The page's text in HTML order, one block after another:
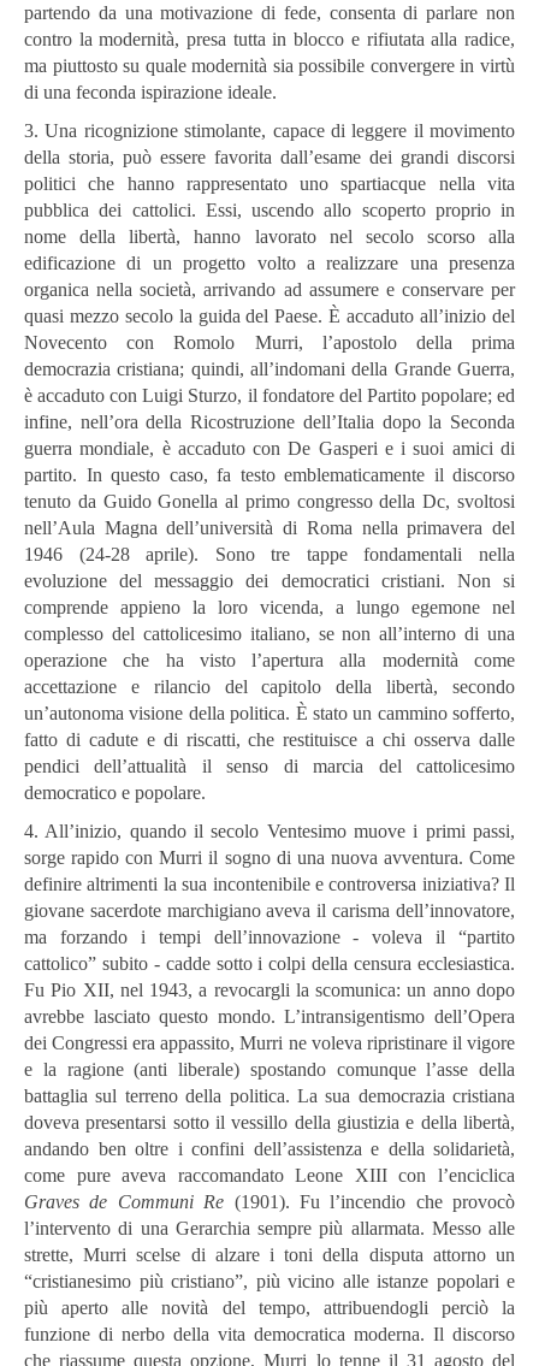
partendo da una motivazione di fede, consenta di parlare non
contro la modernità, presa tutta in blocco e rifiutata alla radice,
ma piuttosto su quale modernità sia possibile convergere in virtù
di una feconda ispirazione ideale.
3. Una ricognizione stimolante, capace di leggere il movimento
della storia, può essere favorita dall’esame dei grandi discorsi
politici che hanno rappresentato uno spartiacque nella vita
pubblica dei cattolici. Essi, uscendo allo scoperto proprio in
nome della libertà, hanno lavorato nel secolo scorso alla
edificazione di un progetto volto a realizzare una presenza
organica nella società, arrivando ad assumere e conservare per
quasi mezzo secolo la guida del Paese. È accaduto all’inizio del
Novecento con Romolo Murri, l’apostolo della prima
democrazia cristiana; quindi, all’indomani della Grande Guerra,
è accaduto con Luigi Sturzo, il fondatore del Partito popolare; ed
infine, nell’ora della Ricostruzione dell’Italia dopo la Seconda
guerra mondiale, è accaduto con De Gasperi e i suoi amici di
partito. In questo caso, fa testo emblematicamente il discorso
tenuto da Guido Gonella al primo congresso della Dc, svoltosi
nell’Aula Magna dell’università di Roma nella primavera del
1946 (24-28 aprile). Sono tre tappe fondamentali nella
evoluzione del messaggio dei democratici cristiani. Non si
comprende appieno la loro vicenda, a lungo egemone nel
complesso del cattolicesimo italiano, se non all’interno di una
operazione che ha vistol’apertura alla modernità come
accettazione e rilancio del capitolo della libertà, secondo
un’autonoma visione della politica. È stato un cammino sofferto,
fatto di cadute e di riscatti, che restituisce a chi osserva dalle
pendici dell’attualità il senso di marcia del cattolicesimo
democratico e popolare.
4. All’inizio, quando il secolo Ventesimo muove i primi passi,
sorge rapido con Murri il sogno di una nuova avventura. Come
definire altrimenti la sua incontenibile e controversa iniziativa? Il
giovane sacerdote marchigiano aveva il carisma dell’innovatore,
ma forzando i tempi dell’innovazione - voleva il “partito
cattolico” subito - cadde sotto i colpi della censura ecclesiastica.
Fu Pio XII, nel 1943, a revocargli la scomunica: un anno dopo
avrebbe lasciato questo mondo. L’intransigentismo dell’Opera
dei Congressi era appassito, Murri ne voleva ripristinare il vigore
e la ragione (anti liberale) spostando comunque l’asse della
battaglia sul terreno della politica. La sua democrazia cristiana
doveva presentarsi sotto il vessillo della giustizia e della libertà,
andando ben oltre i confini dell’assistenza e della solidarietà,
come pure aveva raccomandato Leone XIII con l’enciclica
Graves de Communi Re (1901). Fu l’incendio che provocò
l’intervento di una Gerarchia sempre più allarmata. Messo alle
strette, Murri scelse di alzare i toni della disputa attorno un
“cristianesimo più cristiano”, più vicino alle istanze popolari e
più aperto alle novità del tempo, attribuendogli perciò la
funzione di nerbo della vita democratica moderna. Il discorso
che riassume questa opzione, Murri lo tenne il 31 agosto del